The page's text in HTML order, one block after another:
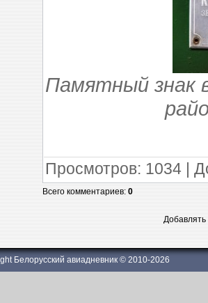
Памятный знак
Просмотров: 1034 |
Всего комментариев:0
Добавлять
Белорусский авиадневник © 2010-2026